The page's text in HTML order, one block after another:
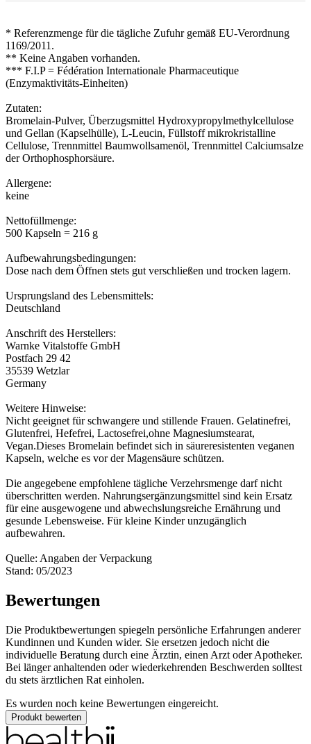
* Referenzmenge für die tägliche Zufuhr gemäß EU-Verordnung
1169/2011.
** Keine Angaben vorhanden.
*** F.I.P = Fédération Internationale Pharmaceutique
(Enzymaktivitäts-Einheiten)
Zutaten:
Bromelain-Pulver, Überzugsmittel Hydroxypropylmethylcellulose
und Gellan (Kapselhülle), L-Leucin, Füllstoff mikrokristalline
Cellulose, Trennmittel Baumwollsamenöl, Trennmittel Calciumsalze
der Orthophosphorsäure.
Allergene:
keine
Nettofüllmenge:
500 Kapseln = 216 g
Aufbewahrungsbedingungen:
Dose nach dem Öffnen stets gut verschließen und trocken lagern.
Ursprungsland des Lebensmittels:
Deutschland
Anschrift des Herstellers:
Warnke Vitalstoffe GmbH
Postfach 29 42
35539 Wetzlar
Germany
Weitere Hinweise:
Nicht geeignet für schwangere und stillende Frauen. Gelatinefrei,
Glutenfrei, Hefefrei, Lactosefrei,ohne Magnesiumstearat,
Vegan.Dieses Bromelain befindet sich in säureresistenten veganen
Kapseln, welche es vor der Magensäure schützen.
Die angegebene empfohlene tägliche Verzehrsmenge darf nicht
überschritten werden. Nahrungsergänzungsmittel sind kein Ersatz
für eine ausgewogene und abwechslungsreiche Ernährung und
gesunde Lebensweise. Für kleine Kinder unzugänglich
aufbewahren.
Quelle: Angaben der Verpackung
Stand: 05/2023
Bewertungen
Die Produktbewertungen spiegeln persönliche Erfahrungen anderer
Kundinnen und Kunden wider. Sie ersetzen jedoch nicht die
individuelle Beratung durch eine Ärztin, einen Arzt oder Apotheker.
Bei länger anhaltenden oder wiederkehrenden Beschwerden solltest
du stets ärztlichen Rat einholen.
Es wurden noch keine Bewertungen eingereicht.
Produkt bewerten